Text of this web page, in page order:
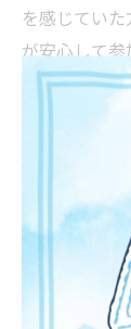
を感じてい
が安心して
の進歩とと
オンライン
オンラインセ
え、地域の
す。水戸市
情報交換の